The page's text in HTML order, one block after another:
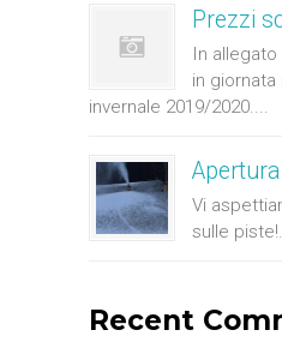
Prezzi
In
in
invernale 2019/2020....
Vi
sulle
Recent